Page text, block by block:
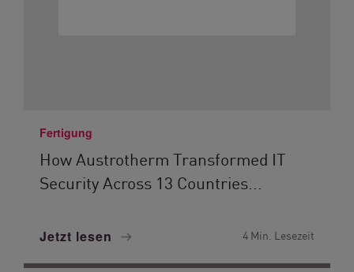
Fertigung
How Austrotherm Transformed IT
Security Across 13 Countries...
Jetzt lesen 4 Min. Lesezeit